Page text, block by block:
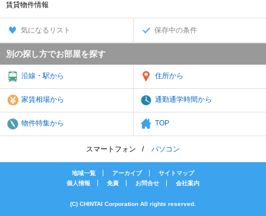
賃貸物件情報
気になるリスト 保存中の条件
別の探し方でお部屋を探す
沿線・駅から 住所から
家賃相場から 通勤通学時間から
物件特集から TOP
スマートフォン パソコン
地域一覧 アーカイブ
サイトマップ
個人情報
免責 お問合せ 会社案内
(C) CHINTAI Corporation All rights reserved.